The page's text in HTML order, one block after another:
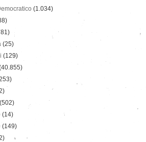
(1.034)
(25)
(129)
(502)
(14)
(149)